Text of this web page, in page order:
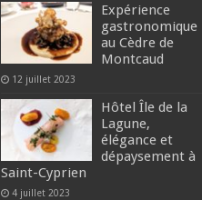
Expérience
gastronomique
au Cèdre de
Montcaud
12 juillet 2023
Hôtel Île de la
Lagune,
élégance et
dépaysement à
Saint-Cyprien
4 juillet 2023